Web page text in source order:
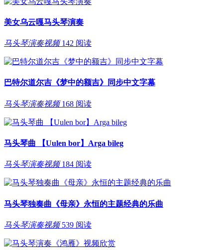
美女乌云嘎马头琴演奏
马头琴演奏视频 142 阅读
巴特尔道尔吉《梦中的额吉》同步中文字幕
马头琴演奏视频 168 阅读
马头琴曲 【Uulen bor】Arga bileg
马头琴演奏视频 184 阅读
马头琴独奏曲《母亲》永恒的主题经典的乐曲
马头琴演奏视频 539 阅读